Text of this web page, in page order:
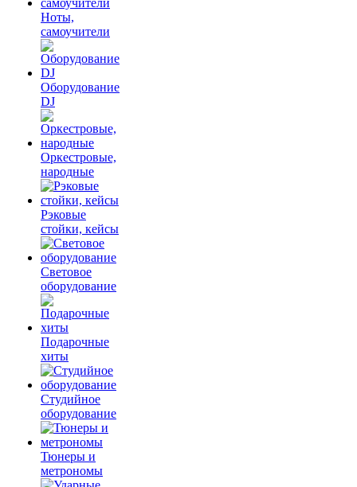
Ноты,
самоучители
Оборудование
DJ
Оркестровые,
народные
Рэковые
стойки, кейсы
Световое
оборудование
Подарочные
хиты
Студийное
оборудование
Тюнеры и
метрономы